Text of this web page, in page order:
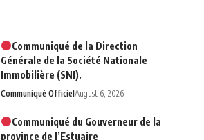
Communiqué de la Direction
Générale de la Société Nationale
Immobilière (SNI).
Communiqué Officiel August 6, 2026
Communiqué du Gouverneur de la
province de l’Estuaire